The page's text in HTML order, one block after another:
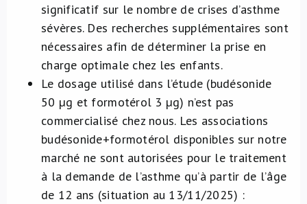
significatif sur le nombre de crises d’asthme
sévères. Des recherches supplémentaires sont
nécessaires afin de déterminer la prise en
charge optimale chez les enfants.
Le dosage utilisé dans l’étude (budésonide
50 µg et formotérol 3 µg) n’est pas
commercialisé chez nous. Les associations
budésonide+formotérol disponibles sur notre
marché ne sont autorisées pour le traitement
à la demande de l’asthme qu’à partir de l’âge
de 12 ans (situation au 13/11/2025) :